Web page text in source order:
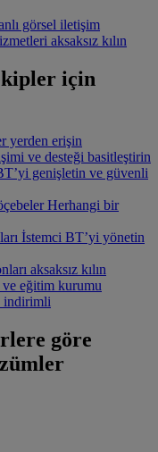
görsel iletişim
aksaksız kılın
için
yerden erişin
ve desteği basitleştirin
genişletin ve güvenli
Herhangi bir
İstemci BT’yi yönetin
aksaksız kılın
ve eğitim kurumu
indirimli
göre